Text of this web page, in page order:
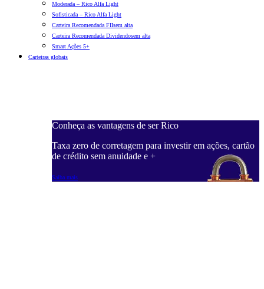
Moderada – Rico Alfa Light
Sofisticada – Rico Alfa Light
Carteira Recomendada FIIsem alta
Carteira Recomendada Dividendosem alta
Smart Ações 5+
Carteiras globais
Conheça as vantagens de ser Rico
Taxa zero de corretagem para investir em ações, cartão
de crédito sem anuidade e +
Saiba mais